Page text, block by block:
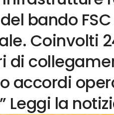
bando
Coinvolti
di
accordi
Leggi la